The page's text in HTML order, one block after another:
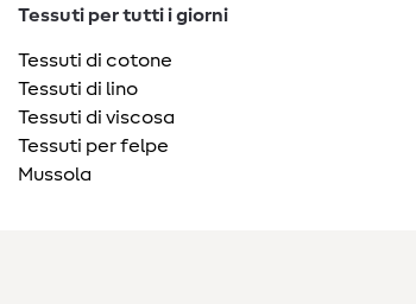
Tessuti per tutti i giorni
Tessuti di cotone
Tessuti di lino
Tessuti di viscosa
Tessuti per felpe
Mussola